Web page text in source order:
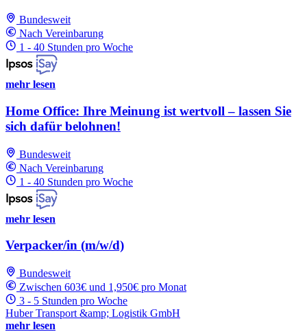
Bundesweit
Nach Vereinbarung
1 - 40 Stunden pro Woche
mehr lesen
Home Office: Ihre Meinung ist wertvoll – lassen Sie
sich dafür belohnen!
Bundesweit
Nach Vereinbarung
1 - 40 Stunden pro Woche
mehr lesen
Verpacker/in (m/w/d)
Bundesweit
Zwischen 603€ und 1,950€ pro Monat
3 - 5 Stunden pro Woche
Huber Transport &amp; Logistik GmbH
mehr lesen